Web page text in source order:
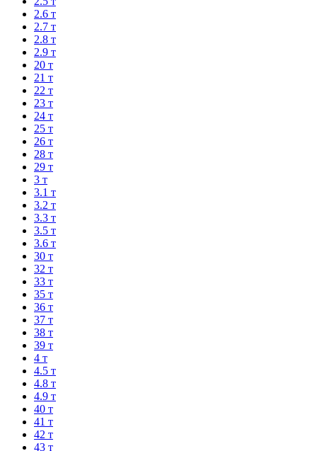
2.6 т
2.7 т
2.8 т
2.9 т
20 т
21 т
22 т
23 т
24 т
25 т
26 т
28 т
29 т
3 т
3.1 т
3.2 т
3.3 т
3.5 т
3.6 т
30 т
32 т
33 т
35 т
36 т
37 т
38 т
39 т
4 т
4.5 т
4.8 т
4.9 т
40 т
41 т
42 т
43 т